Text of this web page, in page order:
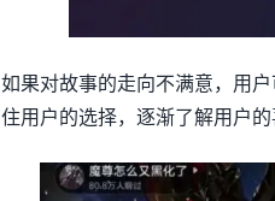
如果对故事的走向不满意，用
住用户的选择，逐渐了解用户的